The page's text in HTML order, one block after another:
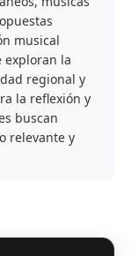
musical
exploran la
regional y
la reflexión y
buscan
relevante y